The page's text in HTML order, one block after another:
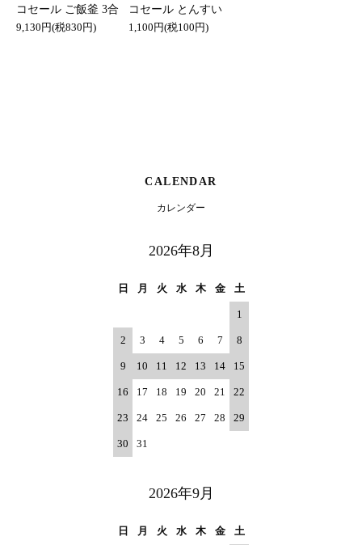
コセール ご飯釜 3合
9,130円(税830円)
コセール とんすい
1,100円(税100円)
CALENDAR
カレンダー
2026年8月
日 月 火 水 木 金 土
1
2 3 4 5 6 7 8
9 10 11 12 13 14 15
16 17 18 19 20 21 22
23 24 25 26 27 28 29
30 31
2026年9月
日 月 火 水 木 金 土